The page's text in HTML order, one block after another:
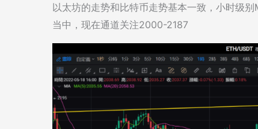
以太坊的走势和比特币走势基本一致，小时级
当中，现在通道关注2000-2187